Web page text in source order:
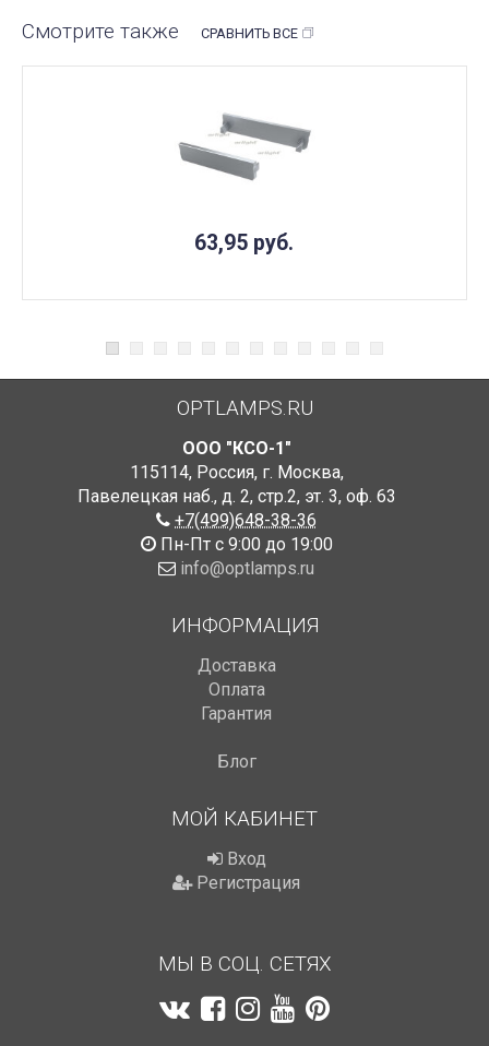
Смотрите также СРАВНИТЬ ВСЕ
63,95 руб.
OPTLAMPS.RU
ООО "КСО-1"
115114, Россия, г. Москва,
Павелецкая наб., д. 2, стр.2, эт. 3, оф. 63
+7(499)648-38-36
Пн-Пт с 9:00 до 19:00
info@optlamps.ru
ИНФОРМАЦИЯ
Доставка
Оплата
Гарантия
Блог
МОЙ КАБИНЕТ
Вход
Регистрация
МЫ В СОЦ. СЕТЯХ